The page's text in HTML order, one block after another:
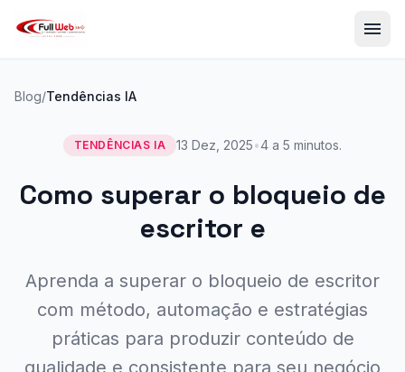
menu
Blog/Tendências IA
TENDÊNCIAS IA 13 Dez, 2025•4 a 5 minutos.
Como superar o bloqueio de
escritor e
Aprenda a superar o bloqueio de escritor
com método, automação e estratégias
práticas para produzir conteúdo de
qualidade e consistente para seu negócio